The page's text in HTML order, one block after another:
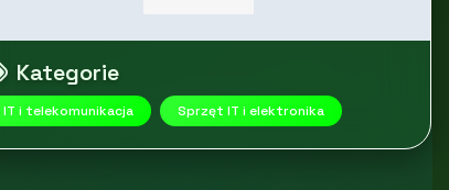
Kategorie
IT i telekomunikacja Sprzęt IT i elektronika